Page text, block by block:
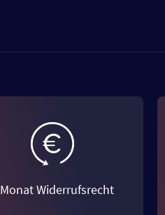
Widerrufsrecht